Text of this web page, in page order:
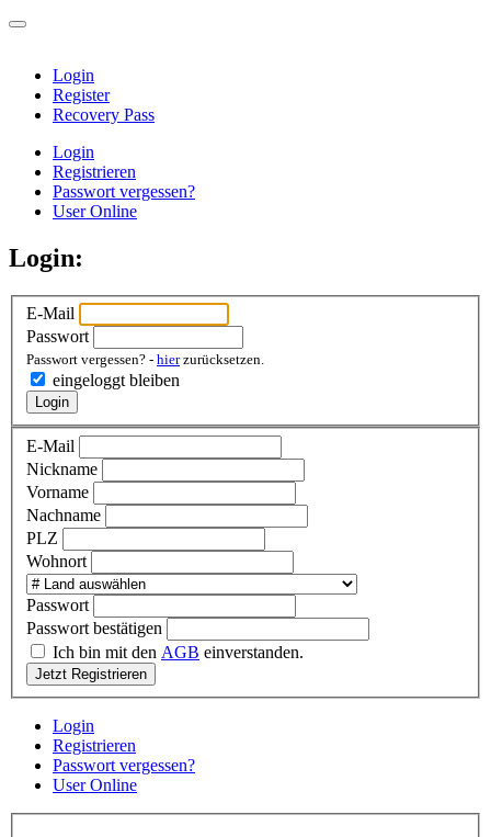
Login
Register
Recovery Pass
Login
Registrieren
Passwort vergessen?
User Online
Login:
E-Mail
Passwort
Passwort vergessen? - hierzurücksetzen.
eingeloggt bleiben
Login
E-Mail
Nickname
Vorname
Nachname
PLZ
Wohnort
Passwort
Passwort bestätigen
Ich bin mit den AGB einverstanden.
Jetzt Registrieren
Login
Registrieren
Passwort vergessen?
User Online